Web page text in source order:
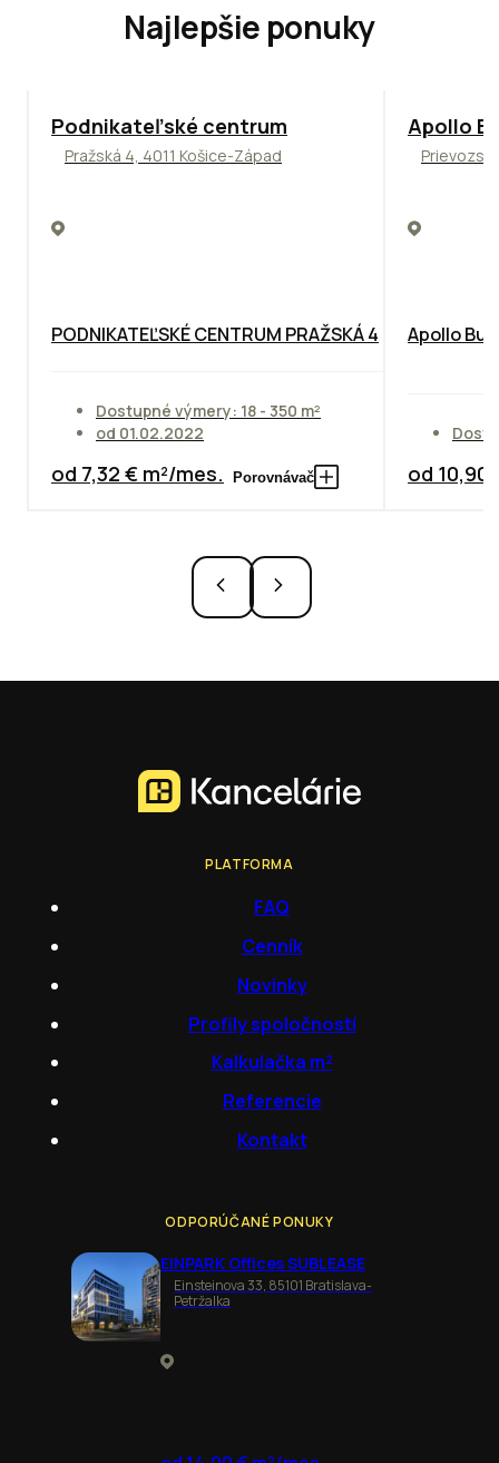
Najlepšie ponuky
ODPORÚČAME
Podnikateľské centrum
Pražská 4, 4011 Košice-Západ
PODNIKATEĽSKÉ CENTRUM PRAŽSKÁ 4
Dostupné výmery: 18 - 350 m²
od 01.02.2022
od 7,32 € m²/mes. Porovnávač
TOP
Apollo
Apollo
od 10,90
PLATFORMA
FAQ
Cenník
Novinky
Profily spoločností
Kalkulačka m²
Referencie
Kontakt
ODPORÚČANÉ PONUKY
EINPARK Offices SUBLEASE
Einsteinova 33, 85101 Bratislava-
Petržalka